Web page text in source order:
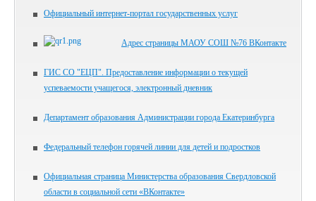
Официальный интернет-портал государственных услуг
Адрес страницы МАОУ СОШ №76 ВКонтакте
ГИС СО "ЕЦП". Предоставление информации о текущей
успеваемости учащегося, электронный дневник
Департамент образования Администрации города Екатеринбурга
Федеральный телефон горячей линии для детей и подростков
Официальная страница Министерства образования Свердловской
области в социальной сети «ВКонтакте»